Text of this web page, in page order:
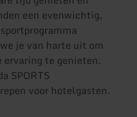
een evenwichtig,
je van harte uit om
ervaring te genieten.
SPORTS
voor hotelgasten.